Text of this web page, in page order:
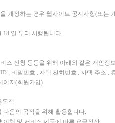
개정하는 경우 웹사이트 공지사항(또는
18 일 부터 시행됩니다.
스 신청 등등을 위해 아래와 같은 개인정
, 비밀번호 , 자택 전화번호 , 자택 주소 ,
이지(회원가입)
목적
다음의 목적을 위해 활용합니다.
이행 및 서비스 제공에 따른 요금정산